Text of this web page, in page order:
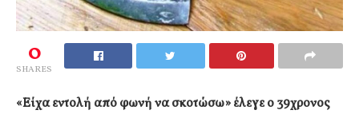
0
SHARES
«Είχα εντολή από φωνή να σκοτώσω» έλεγε ο 39χρονος